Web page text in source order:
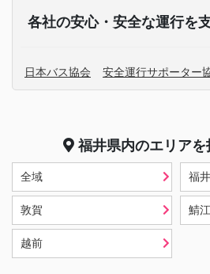
各社の安心・安全な運行を
日本バス協会 安全運行サポーター
福井県内のエリア
全域 福
敦賀 鯖江
越前